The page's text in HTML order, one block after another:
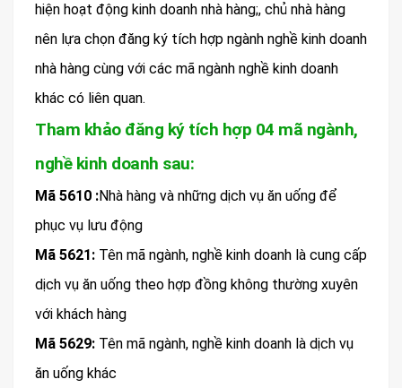
hiện hoạt động kinh doanh nhà hàng;, chủ nhà hàng
nên lựa chọn đăng ký tích hợp ngành nghề kinh doanh
nhà hàng cùng với các mã ngành nghề kinh doanh
khác có liên quan.
Tham khảo đăng ký tích hợp 04 mã ngành,
nghề kinh doanh sau:
Mã 5610 :Nhà hàng và những dịch vụ ăn uống để
phục vụ lưu động
Mã 5621: Tên mã ngành, nghề kinh doanh là cung cấp
dịch vụ ăn uống theo hợp đồng không thường xuyên
với khách hàng
Mã 5629: Tên mã ngành, nghề kinh doanh là dịch vụ
ăn uống khác